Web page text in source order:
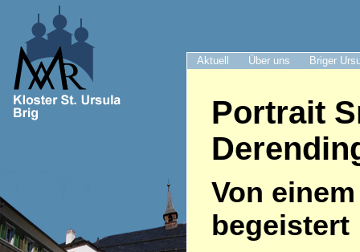
Aktuell Über uns Briger
Portrait
Von
begeistert